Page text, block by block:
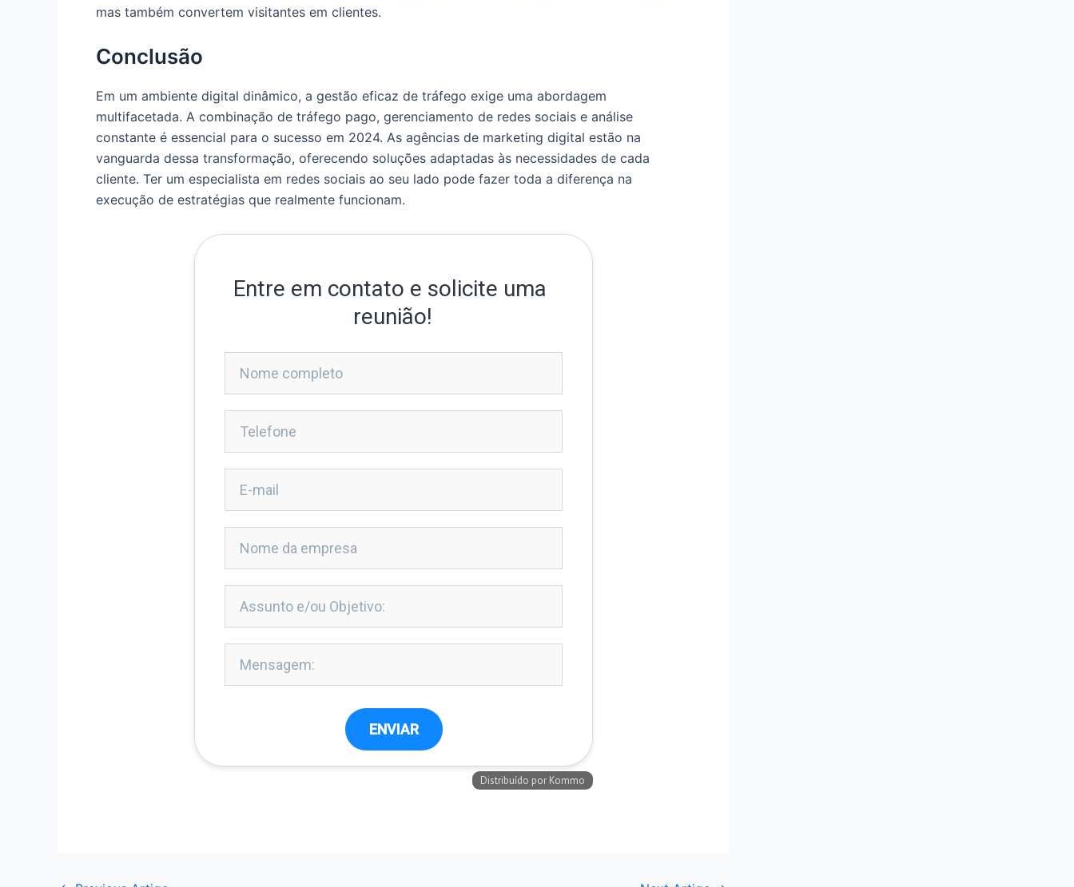
mas também convertem visitantes em clientes.
Conclusão
Em um ambiente digital dinâmico, a gestão eficaz de tráfego exige uma abordagem
multifacetada. A combinação de tráfego pago, gerenciamento de redes sociais e análise
constante é essencial para o sucesso em 2024. As agências de marketing digital estão na
vanguarda dessa transformação, oferecendo soluções adaptadas às necessidades de cada
cliente. Ter um especialista em redes sociais ao seu lado pode fazer toda a diferença na
execução de estratégias que realmente funcionam.